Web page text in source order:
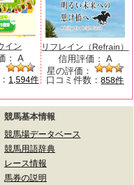
イン
： A
1,594件
リフレイン（Refrain）
信用評価： A
星の評価：
口コミ件数：858件
競馬基本情報
競馬場データベース
競馬用語辞典
レース情報
馬券の説明